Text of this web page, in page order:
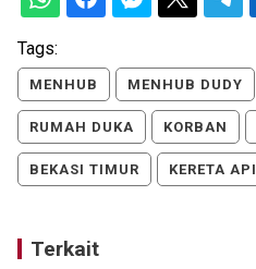
Tags:
MENHUB MENHUB DUDY
RUMAH DUKA KORBAN
BEKASI TIMUR KERETA API
Terkait